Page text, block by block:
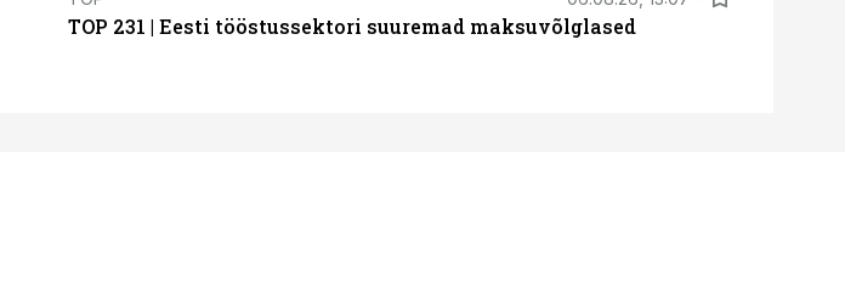
TOP 231 | Eesti tööstussektori suuremad maksuvõlglased